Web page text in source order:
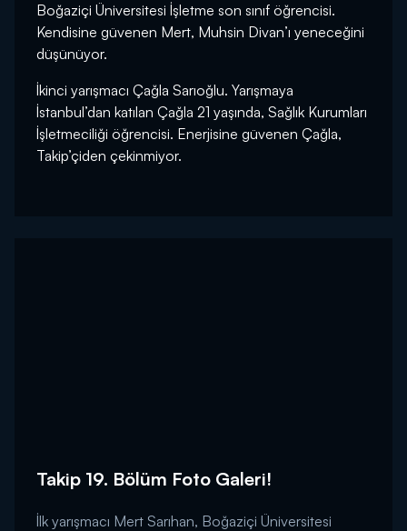
Boğaziçi Üniversitesi İşletme son sınıf öğrencisi.
Kendisine güvenen Mert, Muhsin Divan’ı yeneceğini
düşünüyor.
İkinci yarışmacı Çağla Sarıoğlu. Yarışmaya
İstanbul’dan katılan Çağla 21 yaşında, Sağlık Kurumları
İşletmeciliği öğrencisi. Enerjisine güvenen Çağla,
Takip’çiden çekinmiyor.
Takip 19. Bölüm Foto Galeri!
İlk yarışmacı Mert Sarıhan, Boğaziçi Üniversitesi